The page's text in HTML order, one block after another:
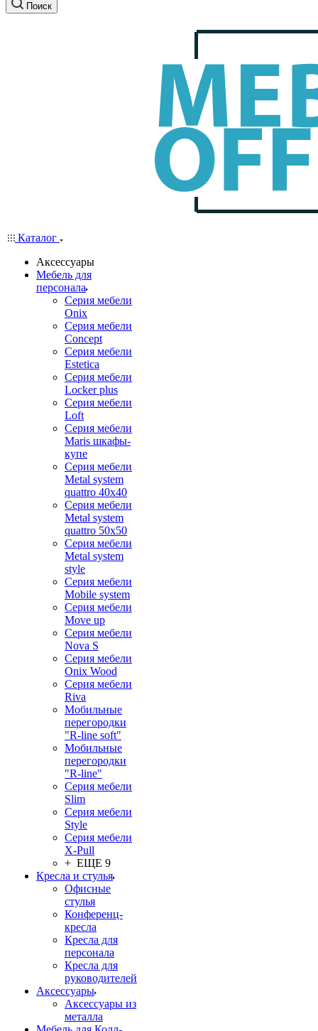
Поиск
Каталог
Аксессуары
Мебель для
персонала
Серия мебели
Onix
Серия мебели
Concept
Серия мебели
Estetica
Серия мебели
Locker plus
Серия мебели
Loft
Серия мебели
Maris шкафы-
купе
Серия мебели
Metal system
quattro 40x40
Серия мебели
Metal system
quattro 50x50
Серия мебели
Metal system
style
Серия мебели
Mobile system
Серия мебели
Move up
Серия мебели
Nova S
Серия мебели
Onix Wood
Серия мебели
Riva
Мобильные
перегородки
"R-line soft"
Мобильные
перегородки
"R-line"
Серия мебели
Slim
Серия мебели
Style
Серия мебели
X-Pull
+ ЕЩЕ 9
Кресла и стулья
Офисные
стулья
Конференц-
кресла
Кресла для
персонала
Кресла для
руководителей
Аксессуары
Аксессуары из
металла